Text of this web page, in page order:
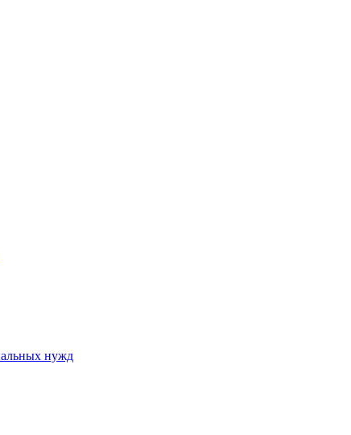
нужд